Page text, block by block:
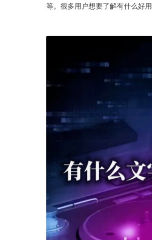
等。很多用户想要了解有什么好